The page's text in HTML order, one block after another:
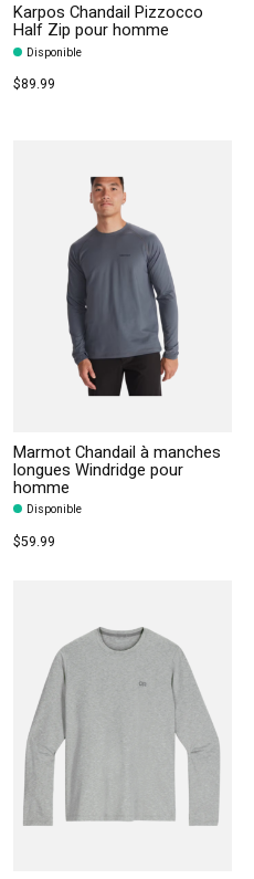
Karpos Chandail Pizzocco
Half Zip pour homme
Disponible
$89.99
Marmot Chandail à manches
longues Windridge pour
homme
Disponible
$59.99